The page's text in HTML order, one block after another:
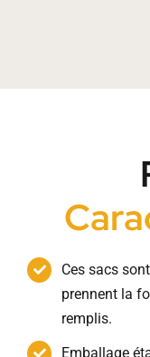
Ces sacs
prennent la
remplis.
Emballage